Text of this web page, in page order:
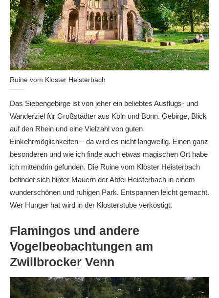
Ruine vom Kloster Heisterbach
Das Siebengebirge ist von jeher ein beliebtes Ausflugs- und
Wanderziel für Großstädter aus Köln und Bonn. Gebirge, Blick
auf den Rhein und eine Vielzahl von guten
Einkehrmöglichkeiten – da wird es nicht langweilig. Einen ganz
besonderen und wie ich finde auch etwas magischen Ort habe
ich mittendrin gefunden. Die Ruine vom Kloster Heisterbach
befindet sich hinter Mauern der Abtei Heisterbach in einem
wunderschönen und ruhigen Park. Entspannen leicht gemacht.
Wer Hunger hat wird in der Klosterstube verköstigt.
Flamingos und andere
Vogelbeobachtungen am
Zwillbrocker Venn